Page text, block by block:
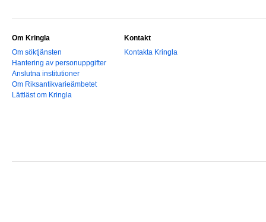
Om Kringla
Om söktjänsten
Hantering av personuppgifter
Anslutna institutioner
Om Riksantikvarieämbetet
Lättläst om Kringla
Kontakt
Kontakta Kringla